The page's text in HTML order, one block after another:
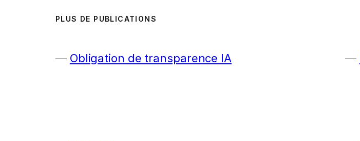
PLUS DE PUBLICATIONS
Obligation de transparence IA